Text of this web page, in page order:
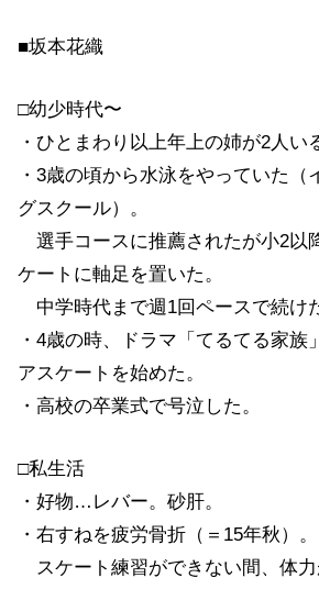
■坂本花織
□幼少時代〜
・ひとまわり以上年上の姉が2人い
・3歳の頃から水泳をやっていた（
グスクール）。
選手コースに推薦されたが小2以
ケートに軸足を置いた。
中学時代まで週1回ペースで続け
・4歳の時、ドラマ「てるてる家族
アスケートを始めた。
・高校の卒業式で号泣した。
□私生活
・好物…レバー。砂肝。
・右すねを疲労骨折（＝15年秋）。
スケート練習ができない間、体